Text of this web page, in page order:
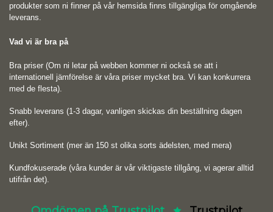
produkter som ni finner på vår hemsida finns tillgängliga för omgående
leverans.
Vad vi är bra på
Bra priser (Om ni letar på webben kommer ni också se att i
internationell jämförelse är våra priser mycket bra. Vi kan konkurrera
med de flesta).
Snabb leverans (1-3 dagar, vanligen skickas din beställning dagen
efter).
Unikt Sortiment (mer än 150 st olika sorts ädelsten, med mera)
Kundfokuserade (våra kunder är vår viktigaste tillgång, vi agerar alltid
utifrån det).